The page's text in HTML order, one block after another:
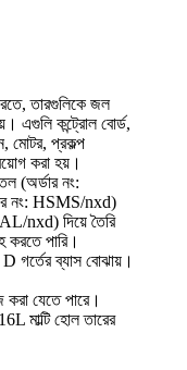
তারগুলিকে জল
এগুলি কন্ট্রোল বোর্ড,
মোটর, প্রকল্প
করা হয়।
(অর্ডার নং:
নং: HSMS/nxd)
nxd) দিয়ে তৈরি
করতে পারি।
গর্তের ব্যাস বোঝায়।
করা যেতে পারে।
মাল্টি হোল তারের